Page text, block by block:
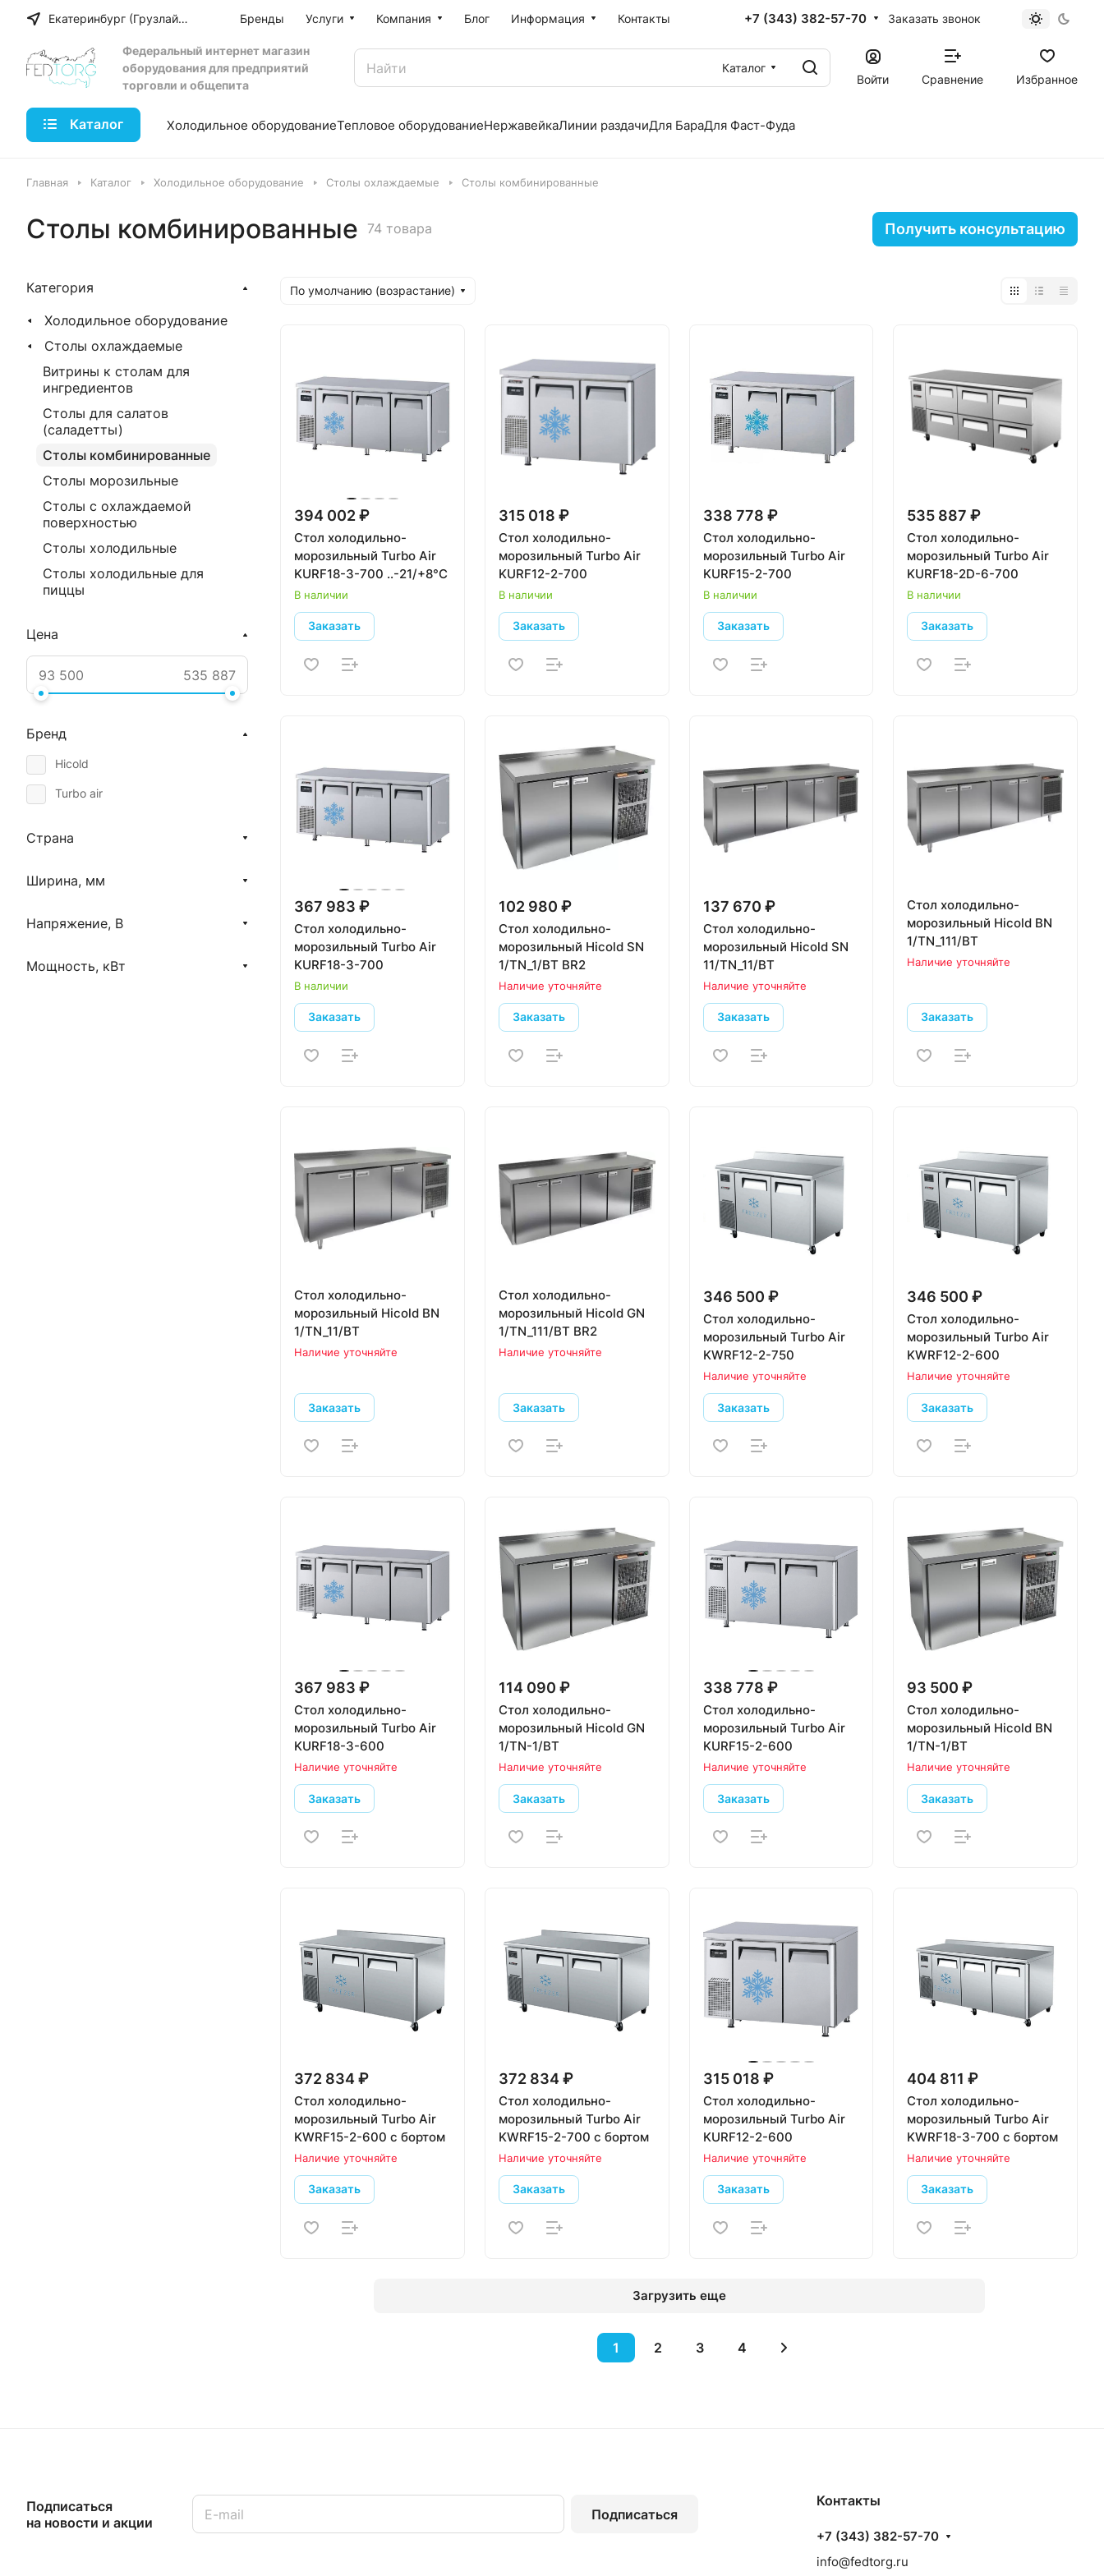
Екатеринбург (Грузлайн) Бренды Услуги Компания Блог Информация Контакты +7 (343) 382-57-70 Заказать звонок
Федеральный интернет магазин
оборудования для предприятий
торговли и общепита
Каталог
Войти
Сравнение Избранное
Каталог Холодильное оборудованиеТепловое оборудованиеНержавейкаЛинии раздачиДля БараДля Фаст-Фуда
Главная Каталог Холодильное оборудование Столы охлаждаемые Столы комбинированные
Столы комбинированные 74 товара Получить консультацию
По умолчанию (возрастание)
394 002 ₽
Стол холодильно-
морозильный Turbo Air
KURF18-3-700 ..-21/+8°С
В наличии
Заказать
315 018 ₽
Стол холодильно-
морозильный Turbo Air
KURF12-2-700
В наличии
Заказать
338 778 ₽
Стол холодильно-
морозильный Turbo Air
KURF15-2-700
В наличии
Заказать
535 887 ₽
Стол холодильно-
морозильный Turbo Air
KURF18-2D-6-700
В наличии
Заказать
367 983 ₽
Стол холодильно-
морозильный Turbo Air
KURF18-3-700
В наличии
Заказать
102 980 ₽
Стол холодильно-
морозильный Hicold SN
1/TN_1/BT BR2
Наличие уточняйте
Заказать
137 670 ₽
Стол холодильно-
морозильный Hicold SN
11/TN_11/BT
Наличие уточняйте
Заказать
Стол холодильно-
морозильный Hicold BN
1/TN_111/BT
Наличие уточняйте
Заказать
Стол холодильно-
морозильный Hicold BN
1/TN_11/BT
Наличие уточняйте
Заказать
Стол холодильно-
морозильный Hicold GN
1/TN_111/BT BR2
Наличие уточняйте
Заказать
346 500 ₽
Стол холодильно-
морозильный Turbo Air
KWRF12-2-750
Наличие уточняйте
Заказать
346 500 ₽
Стол холодильно-
морозильный Turbo Air
KWRF12-2-600
Наличие уточняйте
Заказать
367 983 ₽
Стол холодильно-
морозильный Turbo Air
KURF18-3-600
Наличие уточняйте
Заказать
114 090 ₽
Стол холодильно-
морозильный Hicold GN
1/TN-1/BT
Наличие уточняйте
Заказать
338 778 ₽
Стол холодильно-
морозильный Turbo Air
KURF15-2-600
Наличие уточняйте
Заказать
93 500 ₽
Стол холодильно-
морозильный Hicold BN
1/TN-1/BT
Наличие уточняйте
Заказать
372 834 ₽
Стол холодильно-
морозильный Turbo Air
KWRF15-2-600 с бортом
Наличие уточняйте
Заказать
372 834 ₽
Стол холодильно-
морозильный Turbo Air
KWRF15-2-700 с бортом
Наличие уточняйте
Заказать
315 018 ₽
Стол холодильно-
морозильный Turbo Air
KURF12-2-600
Наличие уточняйте
Заказать
404 811 ₽
Стол холодильно-
морозильный Turbo Air
KWRF18-3-700 с бортом
Наличие уточняйте
Заказать
Загрузить еще
1 2 3 4
Категория
Холодильное оборудование
Столы охлаждаемые
Витрины к столам для
ингредиентов
Столы для салатов
(саладетты)
Столы комбинированные
Столы морозильные
Столы с охлаждаемой
поверхностью
Столы холодильные
Столы холодильные для
пиццы
Цена
Бренд
Hicold
Turbo air
Страна
Ширина, мм
Напряжение, В
Мощность, кВт
Подписаться
на новости и акции
Подписаться
Контакты
+7 (343) 382-57-70
info@fedtorg.ru